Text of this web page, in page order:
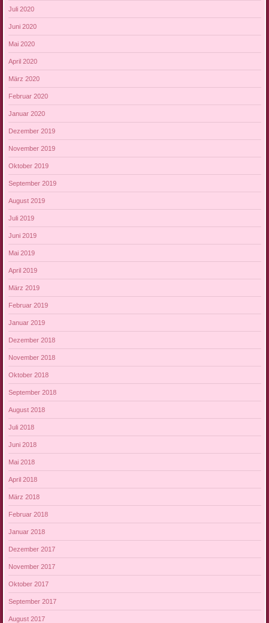
Juli 2020
Juni 2020
Mai 2020
April 2020
März 2020
Februar 2020
Januar 2020
Dezember 2019
November 2019
Oktober 2019
September 2019
August 2019
Juli 2019
Juni 2019
Mai 2019
April 2019
März 2019
Februar 2019
Januar 2019
Dezember 2018
November 2018
Oktober 2018
September 2018
August 2018
Juli 2018
Juni 2018
Mai 2018
April 2018
März 2018
Februar 2018
Januar 2018
Dezember 2017
November 2017
Oktober 2017
September 2017
August 2017